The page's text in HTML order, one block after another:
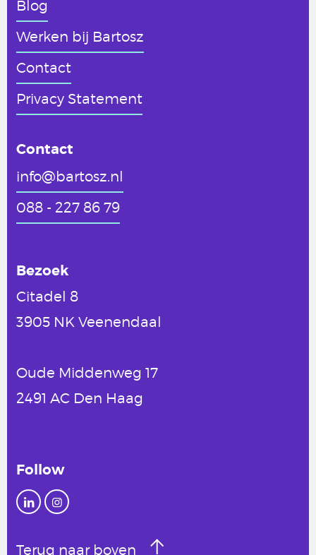
Blog
Werken bij Bartosz
Contact
Privacy Statement
Contact
info@bartosz.nl
088 - 227 86 79
Bezoek
Citadel 8
3905 NK Veenendaal
Oude Middenweg 17
2491 AC Den Haag
Follow
Terug naar boven